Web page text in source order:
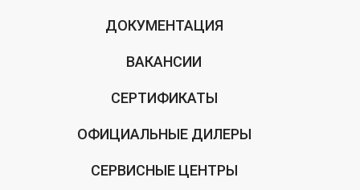
ДОКУМЕНТАЦИЯ
ВАКАНСИИ
СЕРТИФИКАТЫ
ОФИЦИАЛЬНЫЕ ДИЛЕРЫ
СЕРВИСНЫЕ ЦЕНТРЫ